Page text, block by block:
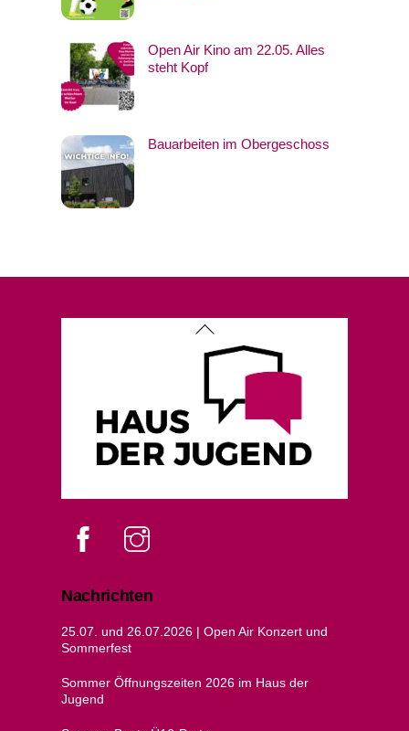
Open Air Kino am 22.05. Alles
steht Kopf
Bauarbeiten im Obergeschoss
Back
To
Facebook
Nachrichten
25.07. und 26.07.2026 | Open Air Konzert und
Sommerfest
Sommer Öffnungszeiten 2026 im Haus der
Jugend